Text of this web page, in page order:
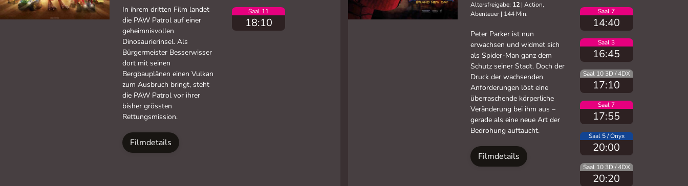
In ihrem dritten Film landet
die PAW Patrol auf einer
geheimnisvollen
Dinosaurierinsel. Als
Bürgermeister Besserwisser
dort mit seinen
Bergbauplänen einen Vulkan
zum Ausbruch bringt, steht
die PAW Patrol vor ihrer
bisher grössten
Rettungsmission.
Filmdetails
Saal 11
18:10
Altersfreigabe: 12| Action,
Abenteuer | 144 Min.
Peter Parker ist nun
erwachsen und widmet sich
als Spider-Man ganz dem
Schutz seiner Stadt. Doch der
Druck der wachsenden
Anforderungen löst eine
überraschende körperliche
Veränderung bei ihm aus –
gerade als eine neue Art der
Bedrohung auftaucht.
Filmdetails
Saal 7
14:40
Saal 3
16:45
Saal 10 3D / 4DX
17:10
Saal 7
17:55
Saal 5 / Onyx
20:00
Saal 10 3D / 4DX
20:20